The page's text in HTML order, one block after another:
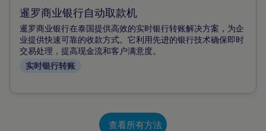
此
付
款
方
式
暹罗商业银行自动取款机
暹罗商业银行在泰国提供高效的实时银行转账解决方案，为企
业提供快速可靠的收款方式。它利用先进的银行技术确保即时
交易处理，提高现金流和客户满意度。
实时银行转账
查看所有方法